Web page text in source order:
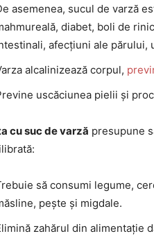
asemenea, sucul de varză
diabet, boli de
afecțiuni ale părului,
alcalinizează corpul,
uscăciunea pielii și
cu suc de varză presupune
să consumi legume,
pește și migdale.
zahărul din alimentație